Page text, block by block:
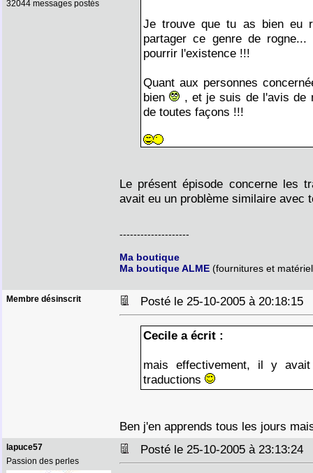
32044 messages postés
Je trouve que tu as bien eu
partager ce genre de
pourrir l'existence !!!
Quant aux personnes
bien
, et je suis de l'avis de
de toutes façons !!!
Le présent épisode concerne les
avait eu un problème similaire avec
--------------------
Ma boutique
Ma boutique ALME (fournitures et
Membre désinscrit Posté le 25-10-2005 à 20:18:15
Cecile a écrit :
mais effectivement, il y
traductions
Ben j'en apprends tous les jours
lapuce57
Passion des perles
Posté le 25-10-2005 à 23:13:24